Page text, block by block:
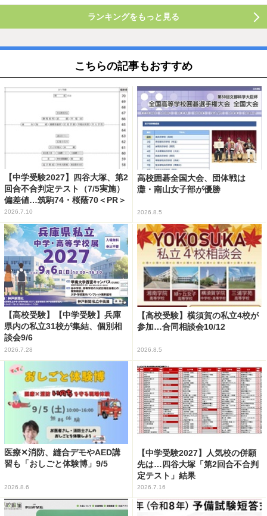
ランキングをもっと見る
こちらの記事もおすすめ
【中学受験2027】四谷大塚、第2
回合不合判定テスト（7/5実施）
偏差値…筑駒74・桜蔭70＜PR＞
2026.7.10
高校囲碁全国大会、団体戦は
灘・南山女子部が優勝
2026.8.5
【高校受験】【中学受験】兵庫
県内の私立31校が集結、個別相
談会9/6
2026.7.28
【高校受験】横須賀の私立4校が
参加…合同相談会10/12
2026.8.5
医療✕消防、縫合デモやAED講
習も「おしごと体験博」9/5
2026.8.6
【中学受験2027】人気校の併願
先は…四谷大塚「第2回合不合判
定テスト」結果
2026.7.16